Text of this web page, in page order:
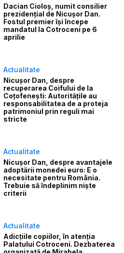
Dacian Cioloș, numit consilier
prezidențial de Nicușor Dan.
Fostul premier își începe
mandatul la Cotroceni pe 6
aprilie
Actualitate
Nicușor Dan, despre
recuperarea Coifului de la
Coțofenești: Autoritățile au
responsabilitatea de a proteja
patrimoniul prin reguli mai
stricte
Actualitate
Nicușor Dan, despre avantajele
adoptării monedei euro: E o
necesitate pentru România.
Trebuie să îndeplinim niște
criterii
Actualitate
Adicțiile copiilor, în atenția
Palatului Cotroceni. Dezbaterea